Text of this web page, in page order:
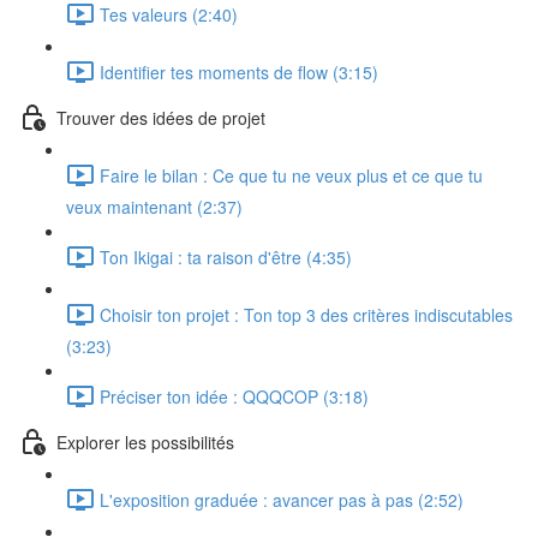
Tes valeurs (2:40)
Identifier tes moments de flow (3:15)
Trouver des idées de projet
Faire le bilan : Ce que tu ne veux plus et ce que tu
veux maintenant (2:37)
Ton Ikigai : ta raison d'être (4:35)
Choisir ton projet : Ton top 3 des critères indiscutables
(3:23)
Préciser ton idée : QQQCOP (3:18)
Explorer les possibilités
L'exposition graduée : avancer pas à pas (2:52)